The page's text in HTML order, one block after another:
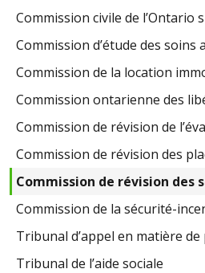
Commission civile de l’Ontario
Commission d’étude des soins
Commission de la location
Commission ontarienne des
Commission de révision de
Commission de révision des
Commission de révision des
Commission de la sécurité-
Tribunal d’appel en matière de
Tribunal de l’aide sociale